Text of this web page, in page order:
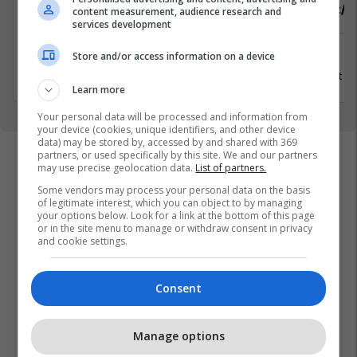
Sektorist/e
Xërxë
8 Gusht 2026
Sektorist/e
8 Gusht
content measurement, audience research and
services development
Store and/or access information on a device
Learn more
Your personal data will be processed and information from
your device (cookies, unique identifiers, and other device
data) may be stored by, accessed by and shared with 369
partners, or used specifically by this site. We and our partners
may use precise geolocation data. List of partners.
Some vendors may process your personal data on the basis
of legitimate interest, which you can object to by managing
your options below. Look for a link at the bottom of this page
or in the site menu to manage or withdraw consent in privacy
and cookie settings.
Consent
Manage options